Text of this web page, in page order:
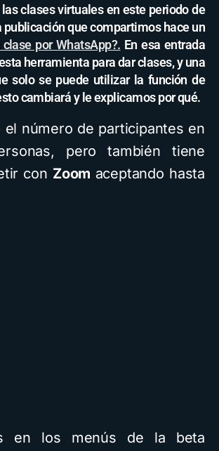
clases virtuales en este periodo de
que compartimos hace un
por WhatsApp?. En esa entrada
herramienta para dar clases, y una
solo se puede utilizar la función de
cambiará y le explicamos por qué.
número de participantes en
pero también tiene
con Zoom aceptando hasta
en los menús de la beta
Cuentos Descarga